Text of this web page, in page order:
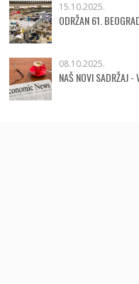
15.10.2025.
ODRŽAN 61.
08.10.2025.
NAŠ NOVI SADRŽAJ -